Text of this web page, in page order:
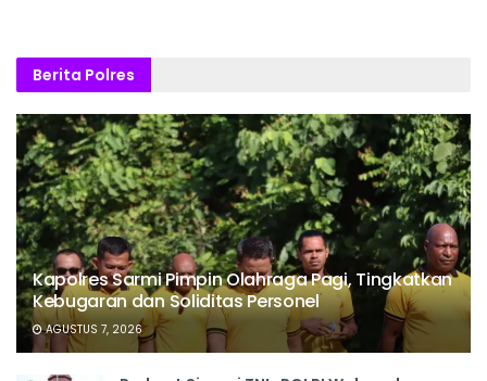
Berita Polres
Kapolres Sarmi Pimpin Olahraga Pagi, Tingkatkan
Kebugaran dan Soliditas Personel
AGUSTUS 7, 2026